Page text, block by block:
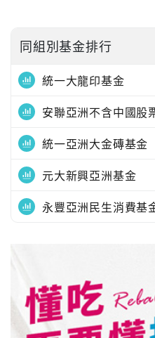
同組別基金排行
統一大龍印基金
安聯亞洲不含中國股
統一亞洲大金磚基金
元大新興亞洲基金
永豐亞洲民生消費基